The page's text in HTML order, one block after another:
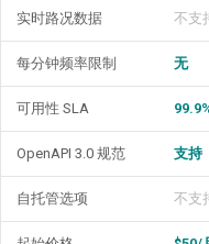
实时路况数据 不支
每分钟频率限制 无
可用性 SLA
OpenAPI 3.0 规范 支持
自托管选项 不支